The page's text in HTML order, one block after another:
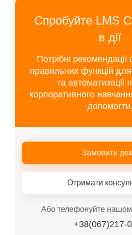
Спробуйте LMS
в дії
Потрібні
правильних функцій
та автоматизації
корпоративного
допомогти.
Замовити
Отримати
Або телефонуйте
+38(067)217-